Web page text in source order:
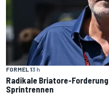
FORMEL 13 h
Radikale Briatore-
Sprintrennen